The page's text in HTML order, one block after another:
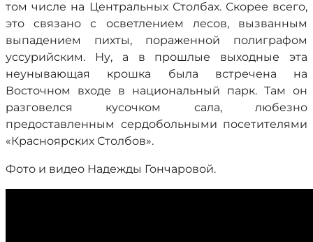
том числе на Центральных Столбах. Скорее всего,
это связано с осветлением лесов, вызванным
выпадением пихты, пораженной полиграфом
уссурийским. Ну, а в прошлые выходные эта
неунывающая крошка была встречена на
Восточном входе в национальный парк. Там он
разговелся кусочком сала, любезно
предоставленным сердобольными посетителями
«Красноярских Столбов».
Фото и видео Надежды Гончаровой.